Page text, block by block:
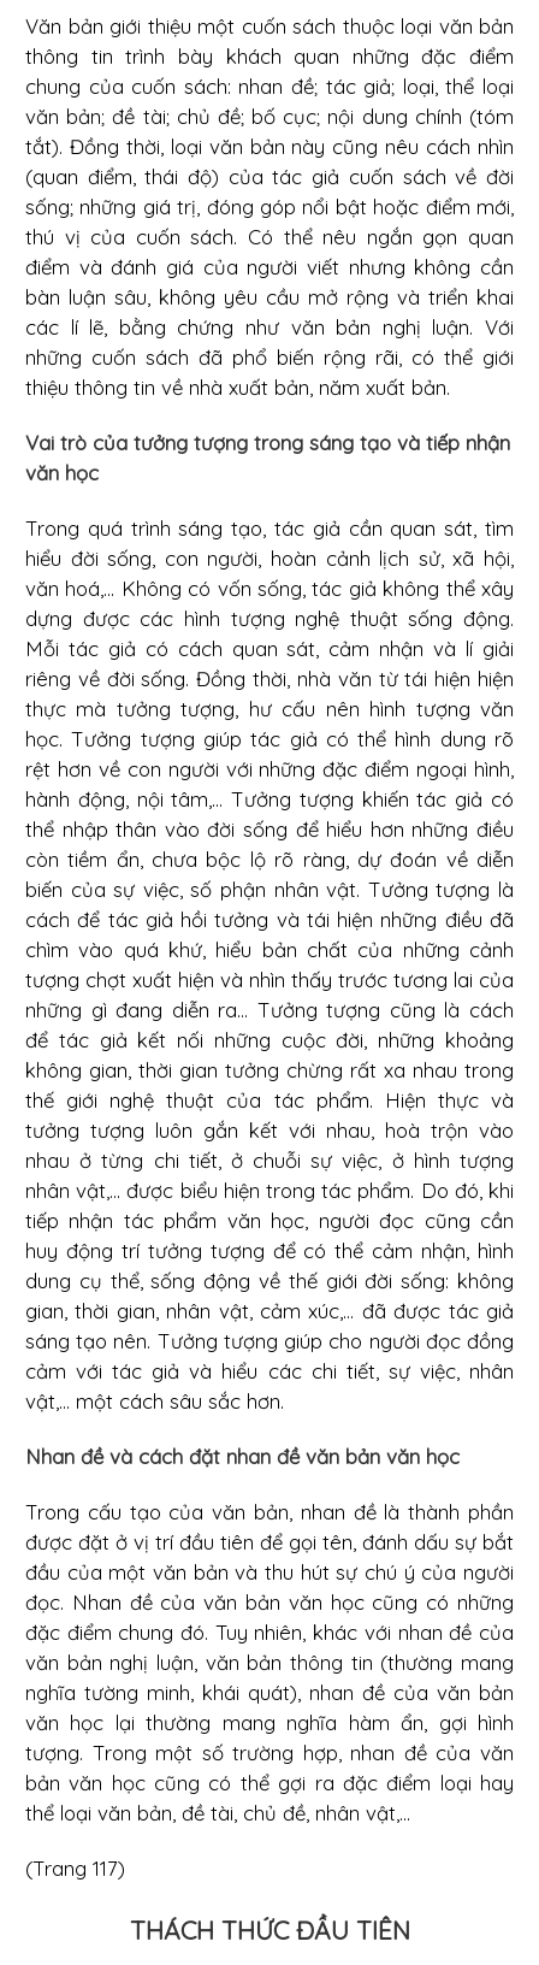
Văn bản giới thiệu một cuốn sách thuộc loại văn bản
thông tin trình bày khách quan những đặc điểm
chung của cuốn sách: nhan đề; tác giả; loại, thể loại
văn bản; đề tài; chủ đề; bố cục; nội dung chính (tóm
tắt). Đồng thời, loại văn bản này cũng nêu cách nhìn
(quan điểm, thái độ) của tác giả cuốn sách về đời
sống; những giá trị, đóng góp nổi bật hoặc điểm mới,
thú vị của cuốn sách. Có thể nêu ngắn gọn quan
điểm và đánh giá của người viết nhưng không cần
bàn luận sâu, không yêu cầu mở rộng và triển khai
các lí lẽ, bằng chứng như văn bản nghị luận. Với
những cuốn sách đã phổ biến rộng rãi, có thể giới
thiệu thông tin về nhà xuất bản, năm xuất bản.
Vai trò của tưởng tượng trong sáng tạo và tiếp nhận
văn học
Trong quá trình sáng tạo, tác giả cần quan sát, tìm
hiểu đời sống, con người, hoàn cảnh lịch sử, xã hội,
văn hoá,... Không có vốn sống, tác giả không thể xây
dựng được các hình tượng nghệ thuật sống động.
Mỗi tác giả có cách quan sát, cảm nhận và lí giải
riêng về đời sống. Đồng thời, nhà văn từ tái hiện hiện
thực mà tưởng tượng, hư cấu nên hình tượng văn
học. Tưởng tượng giúp tác giả có thể hình dung rõ
rệt hơn về con người với những đặc điểm ngoại hình,
hành động, nội tâm,... Tưởng tượng khiến tác giả có
thể nhập thân vào đời sống để hiểu hơn những điều
còn tiềm ẩn, chưa bộc lộ rõ ràng, dự đoán về diễn
biến của sự việc, số phận nhân vật. Tưởng tượng là
cách để tác giả hồi tưởng và tái hiện những điều đã
chìm vào quá khứ, hiểu bản chất của những cảnh
tượng chợt xuất hiện và nhìn thấy trước tương lai của
những gì đang diễn ra... Tưởng tượng cũng là cách
để tác giả kết nối những cuộc đời, những khoảng
không gian, thời gian tưởng chừng rất xa nhau trong
thế giới nghệ thuật của tác phẩm. Hiện thực và
tưởng tượng luôn gắn kết với nhau, hoà trộn vào
nhau ở từng chi tiết, ở chuỗi sự việc, ở hình tượng
nhân vật,... được biểu hiện trong tác phẩm. Do đó, khi
tiếp nhận tác phẩm văn học, người đọc cũng cần
huy động trí tưởng tượng để có thể cảm nhận, hình
dung cụ thể, sống động về thế giới đời sống: không
gian, thời gian, nhân vật, cảm xúc,... đã được tác giả
sáng tạo nên. Tưởng tượng giúp cho người đọc đồng
cảm với tác giả và hiểu các chi tiết, sự việc, nhân
vật,... một cách sâu sắc hơn.
Nhan đề và cách đặt nhan đề văn bản văn học
Trong cấu tạo của văn bản, nhan đề là thành phần
được đặt ở vị trí đầu tiên để gọi tên, đánh dấu sự bắt
đầu của một văn bản và thu hút sự chú ý của người
đọc. Nhan đề của văn bản văn học cũng có những
đặc điểm chung đó. Tuy nhiên, khác với nhan đề của
văn bản nghị luận, văn bản thông tin (thường mang
nghĩa tường minh, khái quát), nhan đề của văn bản
văn học lại thường mang nghĩa hàm ẩn, gợi hình
tượng. Trong một số trường hợp, nhan đề của văn
bản văn học cũng có thể gợi ra đặc điểm loại hay
thể loại văn bản, đề tài, chủ đề, nhân vật,...
(Trang 117)
THÁCH THỨC ĐẦU TIÊN